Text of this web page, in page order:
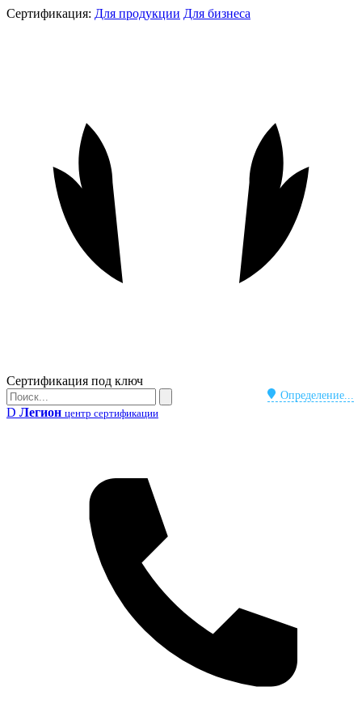
Сертификация: Для продукции Для бизнеса
Бейдж
Сертификация под ключ
Определение...
Поиск
Поиск
D Легион центр сертификации